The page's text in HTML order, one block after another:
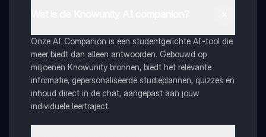
Onze AI Companion is een studentgerichte AI-tool die
meer biedt dan alleen antwoorden. Gebouwd op
miljoenen Knowunity bronnen, biedt het relevante
informatie, gepersonaliseerde studieplannen, quizzes en
inhoud direct in de chat, aangepast aan jouw
individuele leertraject.